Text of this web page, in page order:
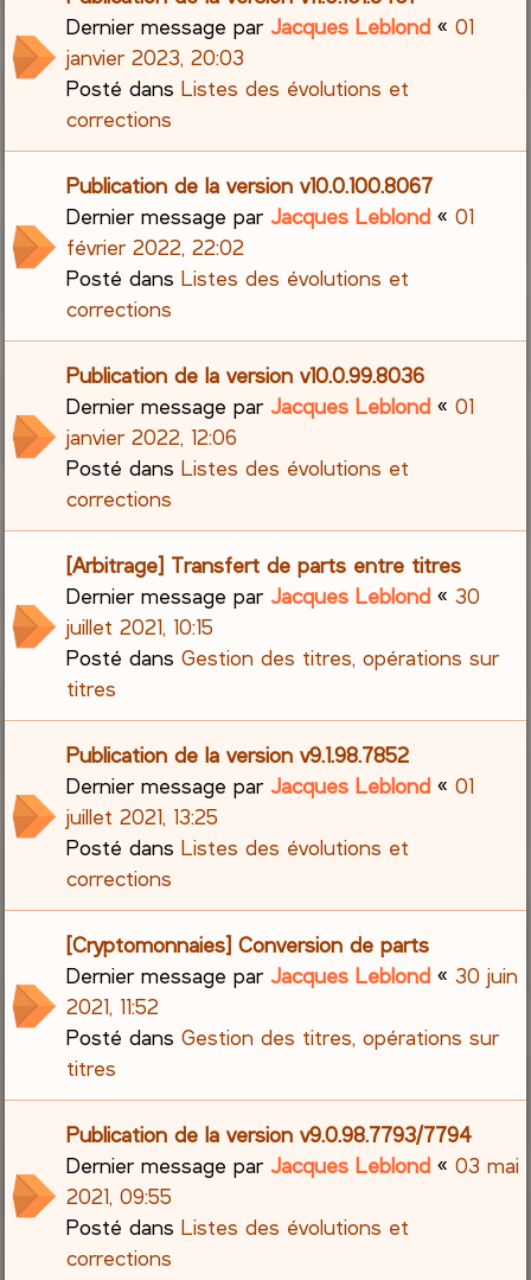
Dernier message parJacques Leblond «01
janvier 2023, 20:03
Posté dansListes des évolutions et
corrections
Publication de la version v10.0.100.8067
Dernier message parJacques Leblond «01
février 2022, 22:02
Posté dansListes des évolutions et
corrections
Publication de la version v10.0.99.8036
Dernier message parJacques Leblond «01
janvier 2022, 12:06
Posté dansListes des évolutions et
corrections
[Arbitrage] Transfert de parts entre titres
Dernier message parJacques Leblond «30
juillet 2021, 10:15
Posté dansGestion des titres, opérations sur
titres
Publication de la version v9.1.98.7852
Dernier message parJacques Leblond «01
juillet 2021, 13:25
Posté dansListes des évolutions et
corrections
[Cryptomonnaies] Conversion de parts
Dernier message parJacques Leblond «30 juin
2021, 11:52
Posté dansGestion des titres, opérations sur
titres
Publication de la version v9.0.98.7793/7794
Dernier message parJacques Leblond «03 mai
2021, 09:55
Posté dansListes des évolutions et
corrections